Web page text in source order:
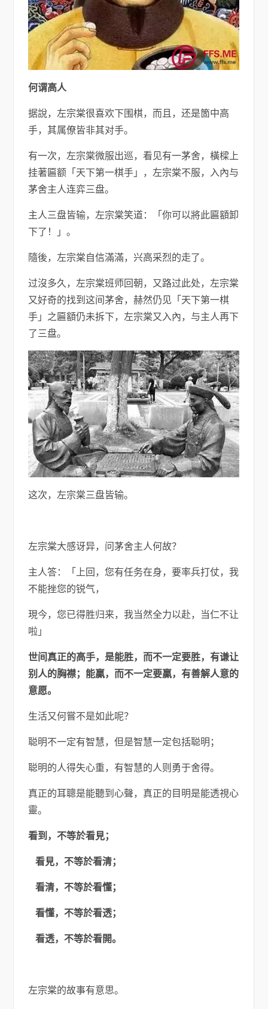
何谓高人
据說，左宗棠很喜欢下围棋，而且，还是箇中高
手，其属僚皆非其对手。
有一次，左宗棠微服出巡，看见有一茅舍，橫樑上
挂著匾额「天下第一棋手」，左宗棠不服，入內与
茅舍主人连弈三盘。
主人三盘皆输，左宗棠笑道：「你可以將此匾額卸
下了！」。
隨後，左宗棠自信滿滿，兴高采烈的走了。
过沒多久，左宗棠班师回朝，又路过此处，左宗棠
又好奇的找到这间茅舍，赫然仍见「天下第一棋
手」之匾額仍未拆下，左宗棠又入內，与主人再下
了三盘。
这次，左宗棠三盘皆输。
左宗棠大感讶异，问茅舍主人何故？
主人答：「上回，您有任务在身，要率兵打仗，我
不能挫您的锐气，
現今，您已得胜归来，我当然全力以赴，当仁不让
啦」
世间真正的高手，是能胜，而不一定要胜，有谦让
别人的胸襟； 能贏，而不一定要贏，有善解人意的
意愿。
生活又何嘗不是如此呢？
聪明不一定有智慧，但是智慧一定包括聪明；
聪明的人得失心重，有智慧的人则勇于舍得。
真正的耳聰是能聽到心聲，真正的目明是能透視心
靈。
看到，不等於看見；
看見，不等於看清；
看清，不等於看懂；
看懂，不等於看透；
看透，不等於看開。
左宗棠的故事有意思。